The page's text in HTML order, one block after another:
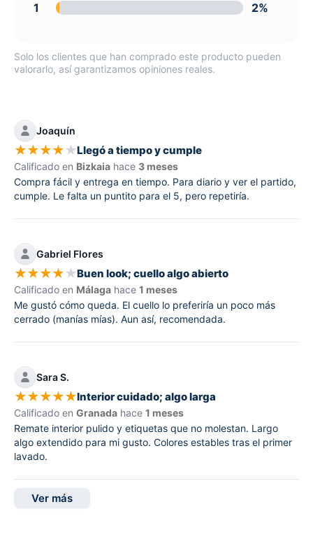
1
2%
Solo los clientes que han comprado este producto pueden
valorarlo, así garantizamos opiniones reales.
Joaquín
★★★★★Llegó a tiempo y cumple
Calificado en Bizkaia hace 3 meses
Compra fácil y entrega en tiempo. Para diario y ver el partido,
cumple. Le falta un puntito para el 5, pero repetiría.
Gabriel Flores
★★★★★Buen look; cuello algo abierto
Calificado en Málaga hace 1 meses
Me gustó cómo queda. El cuello lo preferiría un poco más
cerrado (manías mías). Aun así, recomendada.
Sara S.
★★★★★Interior cuidado; algo larga
Calificado en Granada hace 1 meses
Remate interior pulido y etiquetas que no molestan. Largo
algo extendido para mi gusto. Colores estables tras el primer
lavado.
Ver más